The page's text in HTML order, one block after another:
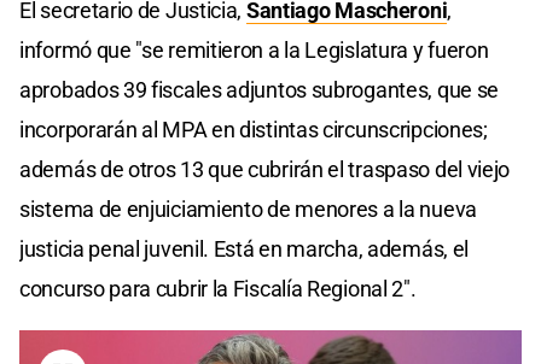
El secretario de Justicia, Santiago Mascheroni,
informó que "se remitieron a la Legislatura y fueron
aprobados 39 fiscales adjuntos subrogantes, que se
incorporarán al MPA en distintas circunscripciones;
además de otros 13 que cubrirán el traspaso del viejo
sistema de enjuiciamiento de menores a la nueva
justicia penal juvenil. Está en marcha, además, el
concurso para cubrir la Fiscalía Regional 2".